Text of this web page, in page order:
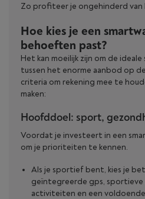
Zo profiteer je ongehinderd van
Hoe kies je een
behoeften past?
Het kan moeilijk zijn om de
tussen het enorme aanbod op
criteria om rekening mee te
maken:
Hoofddoel: sport,
Voordat je investeert in een
om je prioriteiten te kennen.
Als je sportief bent, kies je
geïntegreerde gps,
activiteiten en een